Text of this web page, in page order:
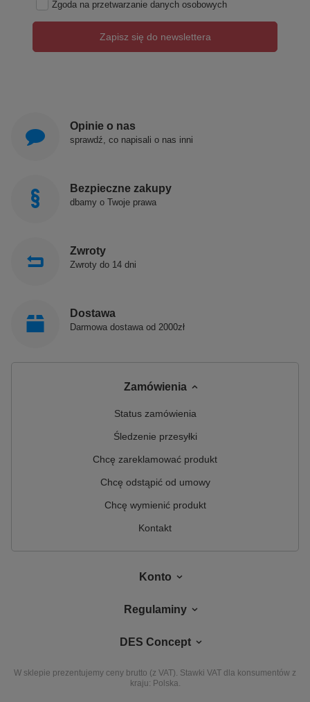
Zgoda na przetwarzanie danych osobowych
Zapisz się do newslettera
Opinie o nas
sprawdź, co napisali o nas inni
Bezpieczne zakupy
dbamy o Twoje prawa
Zwroty
Zwroty do 14 dni
Dostawa
Darmowa dostawa od 2000zł
Zamówienia
Status zamówienia
Śledzenie przesyłki
Chcę zareklamować produkt
Chcę odstąpić od umowy
Chcę wymienić produkt
Kontakt
Konto
Regulaminy
DES Concept
W sklepie prezentujemy ceny brutto (z VAT). Stawki VAT dla konsumentów z
kraju: Polska.